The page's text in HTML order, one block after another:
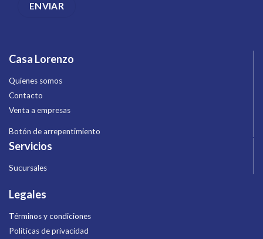
Casa Lorenzo
Quienes somos
Contacto
Venta a empresas
Botón de arrepentimiento
Servicios
Sucursales
Legales
Términos y condiciones
Políticas de privacidad